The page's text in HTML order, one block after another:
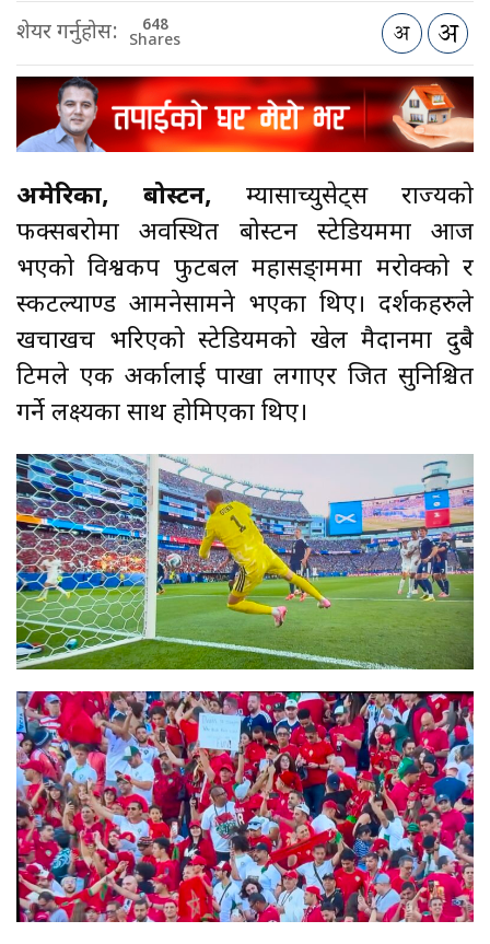
शेयर गर्नुहोस: 648
Shares
अमेरिका, बोस्टन, म्यासाच्युसेट्स राज्यको
फक्सबरोमा अवस्थित बोस्टन स्टेडियममा आज
भएको विश्वकप फुटबल महासङ्ग्राममा मरोक्को र
स्कटल्याण्ड आमनेसामने भएका थिए। दर्शकहरुले
खचाखच भरिएको स्टेडियमको खेल मैदानमा दुबै
टिमले एक अर्कालाई पाखा लगाएर जित सुनिश्चित
गर्ने लक्ष्यका साथ होमिएका थिए।